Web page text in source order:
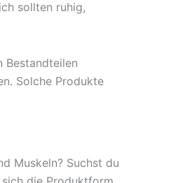
sollten ruhig,
Bestandteilen
Solche Produkte
Muskeln? Suchst du